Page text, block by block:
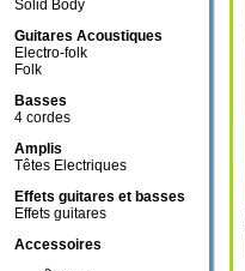
Solid Body
Guitares Acoustiques
Electro-folk
Folk
Basses
4 cordes
Amplis
Têtes Electriques
Effets guitares et basses
Effets guitares
Accessoires